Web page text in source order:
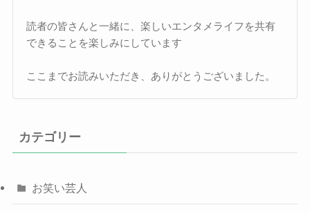
読者の皆さんと一緒に、楽しいエンタメライフを共有
できることを楽しみにしています
ここまでお読みいただき、ありがとうございました。
カテゴリー
お笑い芸人